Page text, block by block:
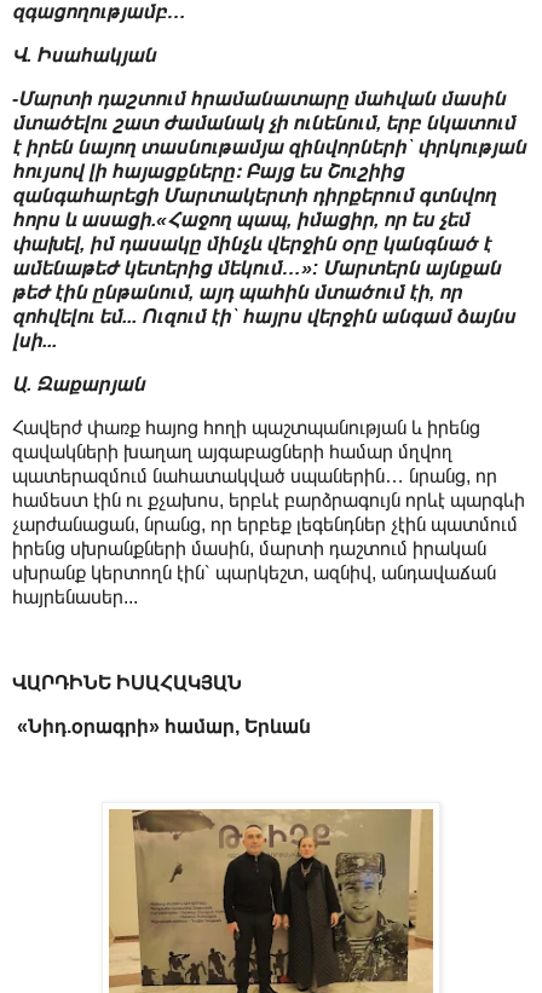
զգացողությամբ…
Վ. Իսահակյան
-Մարտի դաշտում հրամանատարը մահվան մասին
մտածելու շատ ժամանակ չի ունենում, երբ նկատում
է իրեն նայող տասնութամյա զինվորների՝ փրկության
հույսով լի հայացքները։ Բայց ես Շուշիից
զանգահարեցի Մարտակերտի դիրքերում գտնվող
հորս և ասացի.«Հաջող պապ, իմացիր, որ ես չեմ
փախել, իմ դասակը մինչև վերջին օրը կանգնած է
ամենաթեժ կետերից մեկում…»: Մարտերն այնքան
թեժ էին ընթանում, այդ պահին մտածում էի, որ
զոհվելու եմ... Ուզում էի՝ հայրս վերջին անգամ ձայնս
լսի...
Ա. Զաքարյան
Հավերժ փառք հայոց հողի պաշտպանության և իրենց
զավակների խաղաղ այգաբացների համար մղվող
պատերազմում նահատակված սպաներին… նրանց, որ
համեստ էին ու քչախոս, երբևէ բարձրագույն որևէ պարգևի
չարժանացան, նրանց, որ երբեք լեգենդներ չէին պատմում
իրենց սխրանքների մասին, մարտի դաշտում իրական
սխրանք կերտողն էին՝ պարկեշտ, ազնիվ, անդավաճան
հայրենասեր...
ՎԱՐԴԻՆԵ ԻՍԱՀԱԿՅԱՆ
«Նիդ.օրագրի» համար, Երևան